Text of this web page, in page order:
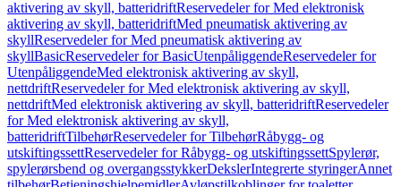
aktivering av skyll, batteridriftReservedeler for Med elektronisk
aktivering av skyll, batteridriftMed pneumatisk aktivering av
skyllReservedeler for Med pneumatisk aktivering av
skyllBasicReservedeler for BasicUtenpåliggendeReservedeler for
UtenpåliggendeMed elektronisk aktivering av skyll,
nettdriftReservedeler for Med elektronisk aktivering av skyll,
nettdriftMed elektronisk aktivering av skyll, batteridriftReservedeler
for Med elektronisk aktivering av skyll,
batteridriftTilbehørReservedeler for TilbehørRåbygg- og
utskiftingssettReservedeler for Råbygg- og utskiftingssettSpylerør,
spylerørsbend og overgangsstykkerDekslerIntegrerte styringerAnnet